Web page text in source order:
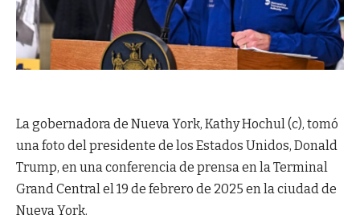
La gobernadora de Nueva York, Kathy Hochul (c), tomó
una foto del presidente de los Estados Unidos, Donald
Trump, en una conferencia de prensa en la Terminal
Grand Central el 19 de febrero de 2025 en la ciudad de
Nueva York.